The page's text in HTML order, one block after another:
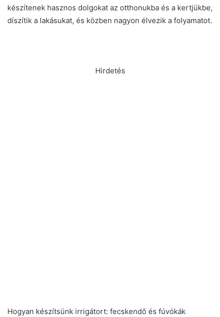
készítenek hasznos dolgokat az otthonukba és a kertjükbe,
díszítik a lakásukat, és közben nagyon élvezik a folyamatot.
Hirdetés
Hogyan készítsünk irrigátort: fecskendő és fúvókák